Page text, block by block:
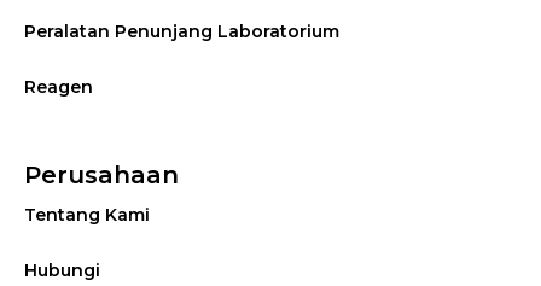
Peralatan Penunjang Laboratorium
Reagen
Perusahaan
Tentang Kami
Hubungi